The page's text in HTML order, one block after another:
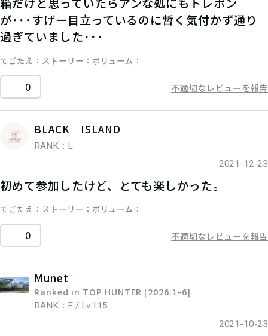
が･･･すげー目立っているのに暫く気付かず通り
過ぎていました･･･
てごたえ ストーリー ボリューム
0 不適切なレビューを報告
BLACK ISLAND
RANK：L
2021-12-23
初めて参加したけど、とても楽しかった。
てごたえ ストーリー ボリューム
0 不適切なレビューを報告
Munet
Ranked in TOP HUNTER [2026.1-6]
RANK：F / Lv.115
2021-10-23